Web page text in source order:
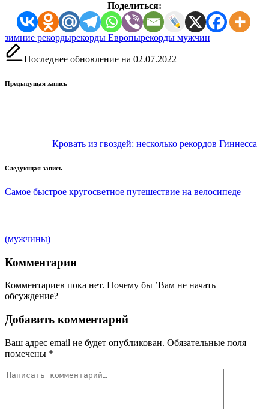
Поделиться:
Метки:
зимние рекордырекорды Европырекорды мужчин
Последнее обновление на 02.07.2022
Навигация
Предыдущая запись
Кровать из гвоздей: несколько рекордов Гиннесса
Следующая запись
Самое быстрое кругосветное путешествие на велосипеде
(мужчины)
Комментарии
Комментариев пока нет. Почему бы ’Вам не начать
обсуждение?
Добавить комментарий
Ваш адрес email не будет опубликован. Обязательные поля
помечены *